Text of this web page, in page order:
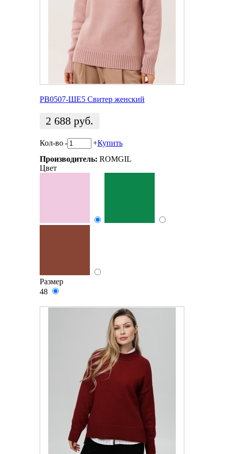
РВ0507-ШЕ5 Свитер женский
2 688 руб.
Кол-во- +Купить
Производитель: ROMGIL
Цвет
Размер
48